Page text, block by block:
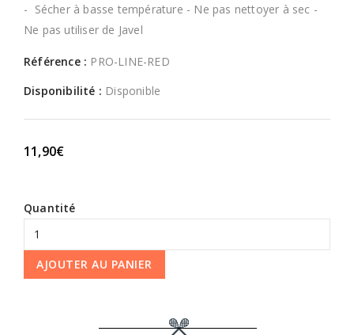
- Sécher à basse température - Ne pas nettoyer à sec -
Ne pas utiliser de Javel
Référence : PRO-LINE-RED
Disponibilité : Disponible
11,90€
Quantité
AJOUTER AU PANIER